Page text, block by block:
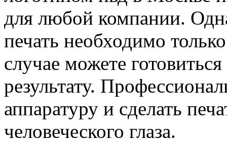
для любой компании.
печать необходимо
случае можете
результату.
аппаратуру и сделать
человеческого глаза.